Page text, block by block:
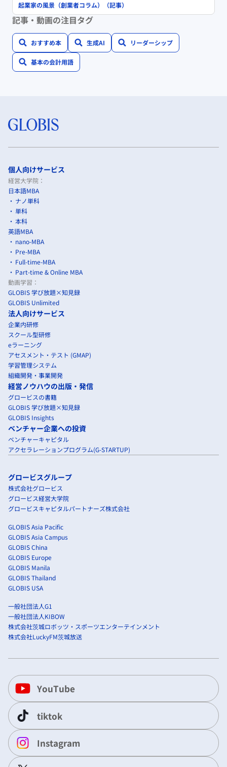
起業家の風景（創業者コラム）（記事）
記事・動画の注目タグ
おすすめ本 生成AI リーダーシップ
基本の会計用語
個人向けサービス
経営大学院：
日本語MBA
ナノ単科
単科
本科
英語MBA
nano-MBA
Pre-MBA
Full-time-MBA
Part-time & Online MBA
動画学習：
GLOBIS 学び放題×知見録
GLOBIS Unlimited
法人向けサービス
企業内研修
スクール型研修
eラーニング
アセスメント・テスト (GMAP)
学習管理システム
組織開発・事業開発
経営ノウハウの出版・発信
グロービスの書籍
GLOBIS 学び放題×知見録
GLOBIS Insights
ベンチャー企業への投資
ベンチャーキャピタル
アクセラレーションプログラム(G-STARTUP)
グロービスグループ
株式会社グロービス
グロービス経営大学院
グロービスキャピタルパートナーズ株式会社
GLOBIS Asia Pacific
GLOBIS Asia Campus
GLOBIS China
GLOBIS Europe
GLOBIS Manila
GLOBIS Thailand
GLOBIS USA
一般社団法人G1
一般社団法人KIBOW
株式会社茨城ロボッツ・スポーツエンターテインメント
株式会社LuckyFM茨城放送
YouTube
tiktok
Instagram